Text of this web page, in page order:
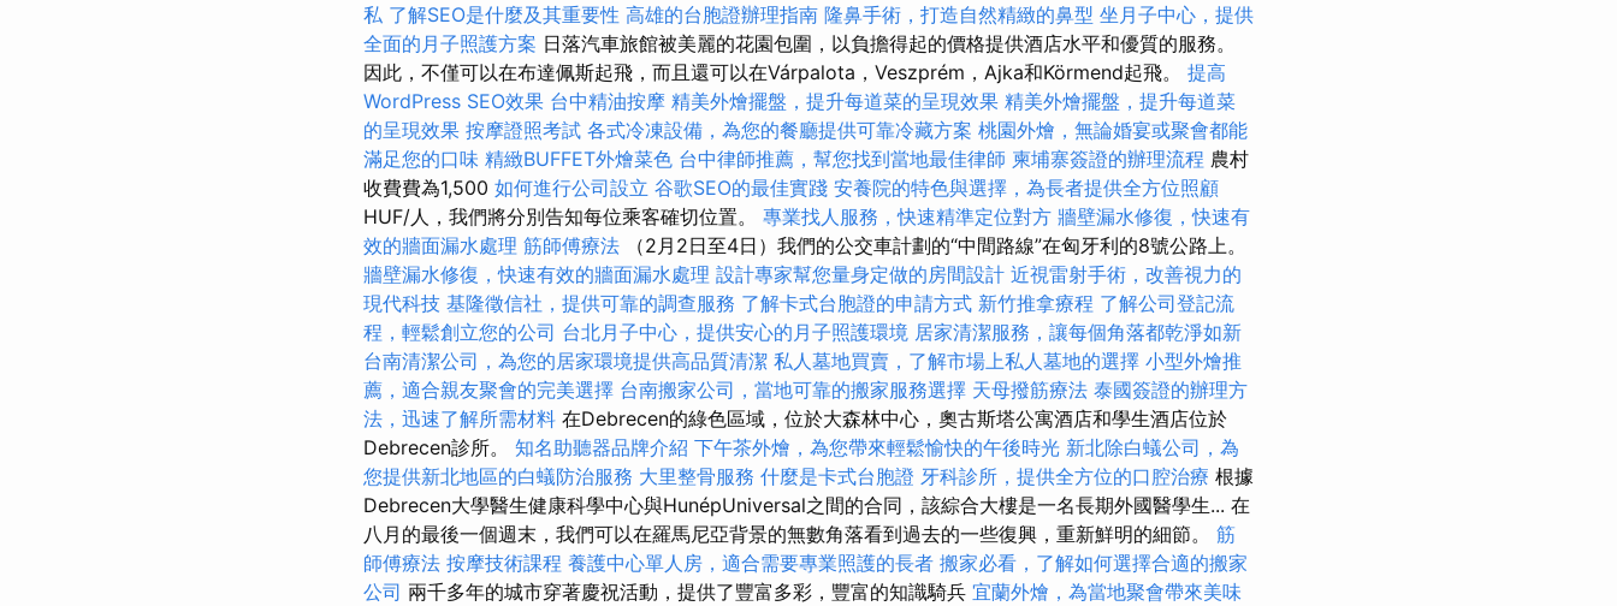
私 了解SEO是什麼及其重要性 高雄的台胞證辦理指南 隆鼻手術，打造自然精緻的鼻型 坐月子中心，提供
全面的月子照護方案 日落汽車旅館被美麗的花園包圍，以負擔得起的價格提供酒店水平和優質的服務。
因此，不僅可以在布達佩斯起飛，而且還可以在Várpalota，Veszprém，Ajka和Körmend起飛。 提高
WordPress SEO效果 台中精油按摩 精美外燴擺盤，提升每道菜的呈現效果 精美外燴擺盤，提升每道菜
的呈現效果 按摩證照考試 各式冷凍設備，為您的餐廳提供可靠冷藏方案 桃園外燴，無論婚宴或聚會都能
滿足您的口味 精緻BUFFET外燴菜色 台中律師推薦，幫您找到當地最佳律師 柬埔寨簽證的辦理流程 農村
收費費為1,500 如何進行公司設立 谷歌SEO的最佳實踐 安養院的特色與選擇，為長者提供全方位照顧
HUF/人，我們將分別告知每位乘客確切位置。 專業找人服務，快速精準定位對方 牆壁漏水修復，快速有
效的牆面漏水處理 筋師傅療法 （2月2日至4日）我們的公交車計劃的“中間路線”在匈牙利的8號公路上。
牆壁漏水修復，快速有效的牆面漏水處理 設計專家幫您量身定做的房間設計 近視雷射手術，改善視力的
現代科技 基隆徵信社，提供可靠的調查服務 了解卡式台胞證的申請方式 新竹推拿療程 了解公司登記流
程，輕鬆創立您的公司 台北月子中心，提供安心的月子照護環境 居家清潔服務，讓每個角落都乾淨如新
台南清潔公司，為您的居家環境提供高品質清潔 私人墓地買賣，了解市場上私人墓地的選擇 小型外燴推
薦，適合親友聚會的完美選擇 台南搬家公司，當地可靠的搬家服務選擇 天母撥筋療法 泰國簽證的辦理方
法，迅速了解所需材料 在Debrecen的綠色區域，位於大森林中心，奧古斯塔公寓酒店和學生酒店位於
Debrecen診所。 知名助聽器品牌介紹 下午茶外燴，為您帶來輕鬆愉快的午後時光 新北除白蟻公司，為
您提供新北地區的白蟻防治服務 大里整骨服務 什麼是卡式台胞證 牙科診所，提供全方位的口腔治療 根據
Debrecen大學醫生健康科學中心與HunépUniversal之間的合同，該綜合大樓是一名長期外國醫學生... 在
八月的最後一個週末，我們可以在羅馬尼亞背景的無數角落看到過去的一些復興，重新鮮明的細節。 筋
師傅療法 按摩技術課程 養護中心單人房，適合需要專業照護的長者 搬家必看，了解如何選擇合適的搬家
公司 兩千多年的城市穿著慶祝活動，提供了豐富多彩，豐富的知識騎兵 宜蘭外燴，為當地聚會帶來美味